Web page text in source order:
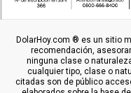
DolarHoy.com ® es un sitio
recomendación,
ninguna clase o
cualquier tipo, clase o
citadas son de público